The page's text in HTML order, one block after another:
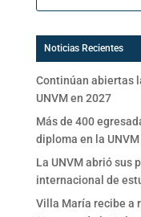
Noticias Recientes
Continúan abiertas
UNVM en 2027
Más de 400
diploma en la UNVM
La UNVM abrió sus
internacional de
Villa María recibe a